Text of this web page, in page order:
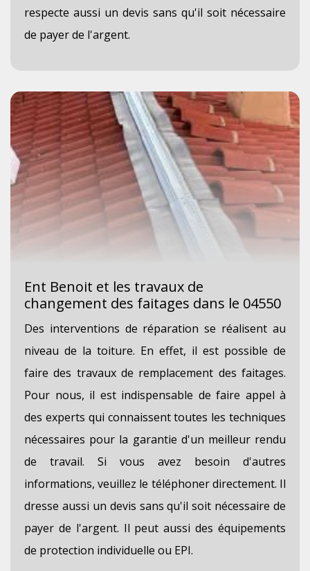
respecte aussi un devis sans qu'il soit nécessaire
de payer de l'argent.
Ent Benoit et les travaux de
changement des faitages dans le 04550
Des interventions de réparation se réalisent au
niveau de la toiture. En effet, il est possible de
faire des travaux de remplacement des faitages.
Pour nous, il est indispensable de faire appel à
des experts qui connaissent toutes les techniques
nécessaires pour la garantie d'un meilleur rendu
de travail. Si vous avez besoin d'autres
informations, veuillez le téléphoner directement. Il
dresse aussi un devis sans qu'il soit nécessaire de
payer de l'argent. Il peut aussi des équipements
de protection individuelle ou EPI.